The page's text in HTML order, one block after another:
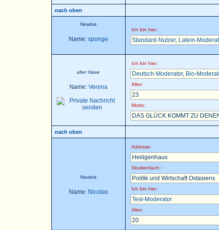
nach oben
Newbie
Name: sponge
Ich bin hier:
Standard-Nutzer, Latein-
alter Hase
Name: Verena
Ich bin hier:
Deutsch-Moderator, Bio-
Alter:
23
Motto:
DAS GLÜCK KOMMT ZU
nach oben
Newbie
Name: Nicolas
Adresse:
Heiligenhaus
Studienfach::
Politik und Wirtschaft Ostasiens
Ich bin hier:
Test-Moderator
Alter:
20